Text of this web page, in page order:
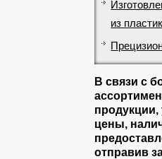
из
В связи с
продукции,
цены,
отправив